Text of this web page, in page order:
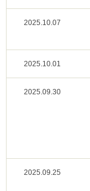
2025.10.07
2025.10.01
2025.09.30
2025.09.25